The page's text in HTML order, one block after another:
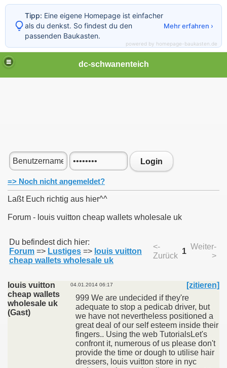
dc-schwanenteich
Login
=> Noch nicht angemeldet?
Laßt Euch richtig aus hier^^
Forum - louis vuitton cheap wallets wholesale uk
Du befindest dich hier:
Forum => Lustiges => louis vuitton
cheap wallets wholesale uk
<-
Zurück
1
Weiter-
>
louis vuitton
cheap wallets
wholesale uk
(Gast)
04.01.2014 06:17
[zitieren]
999 We are undecided if they're
adequate to stop a pedicab driver, but
we have not nevertheless positioned a
great deal of our self esteem inside their
fingers.. Using the web TutorialsLet's
confront it, numerous of us please don't
provide the time or dough to utilise hair
dressers, louis vuitton store in nyc
Tipp: Eine eigene Homepage ist einfacher
als du denkst. So findest du den
passenden Baukasten.
Mehr erfahren ›
powered by homepage-baukasten.de